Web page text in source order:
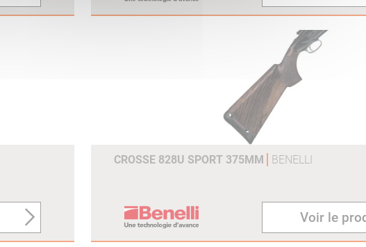
CROSSE 828U SPORT 375MM BENELLI
Voir le